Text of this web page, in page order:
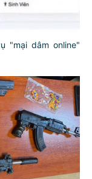
"mại dâm online"